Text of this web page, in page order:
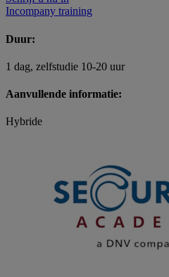
Incompany training
Duur:
1 dag, zelfstudie 10-20 uur
Aanvullende informatie:
Hybride